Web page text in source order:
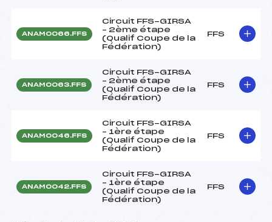
ANAM0066.FFS
Circuit FFS-GIRSA
– 2ème étape
(Qualif Coupe de la
Fédération)
FFS
ANAM0063.FFS
Circuit FFS-GIRSA
– 2ème étape
(Qualif Coupe de la
Fédération)
FFS
ANAM0046.FFS
Circuit FFS-GIRSA
– 1ère étape
(Qualif Coupe de la
Fédération)
FFS
ANAM0042.FFS
Circuit FFS-GIRSA
– 1ère étape
(Qualif Coupe de la
Fédération)
FFS